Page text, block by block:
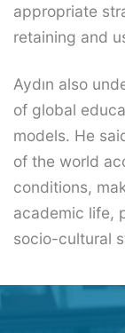
appropriate
retaining and
Aydın also
of global
models. He
of the world
conditions,
academic life,
socio-cultural